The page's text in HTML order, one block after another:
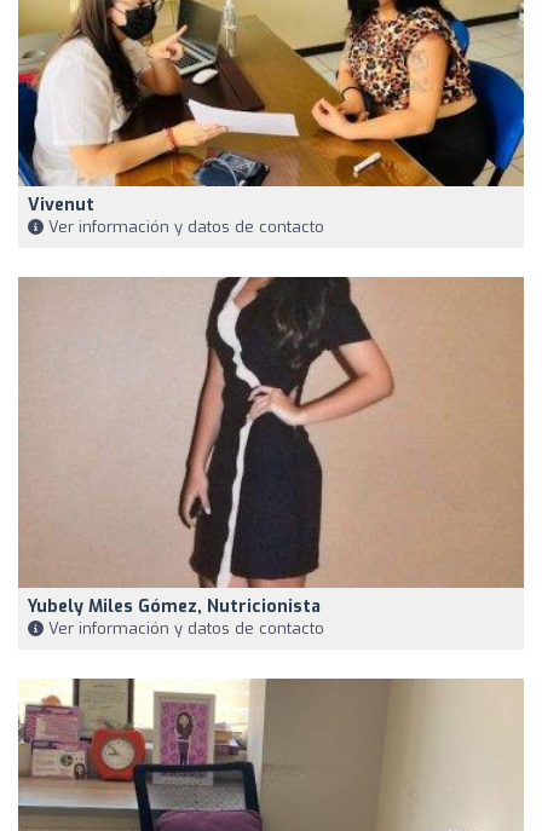
Vivenut
Ver información y datos de contacto
Yubely Miles Gómez, Nutricionista
Ver información y datos de contacto